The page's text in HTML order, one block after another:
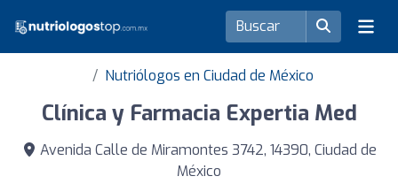
Nutriólogos en Ciudad de México
Clínica y Farmacia Expertia Med
Avenida Calle de Miramontes 3742, 14390, Ciudad de
México